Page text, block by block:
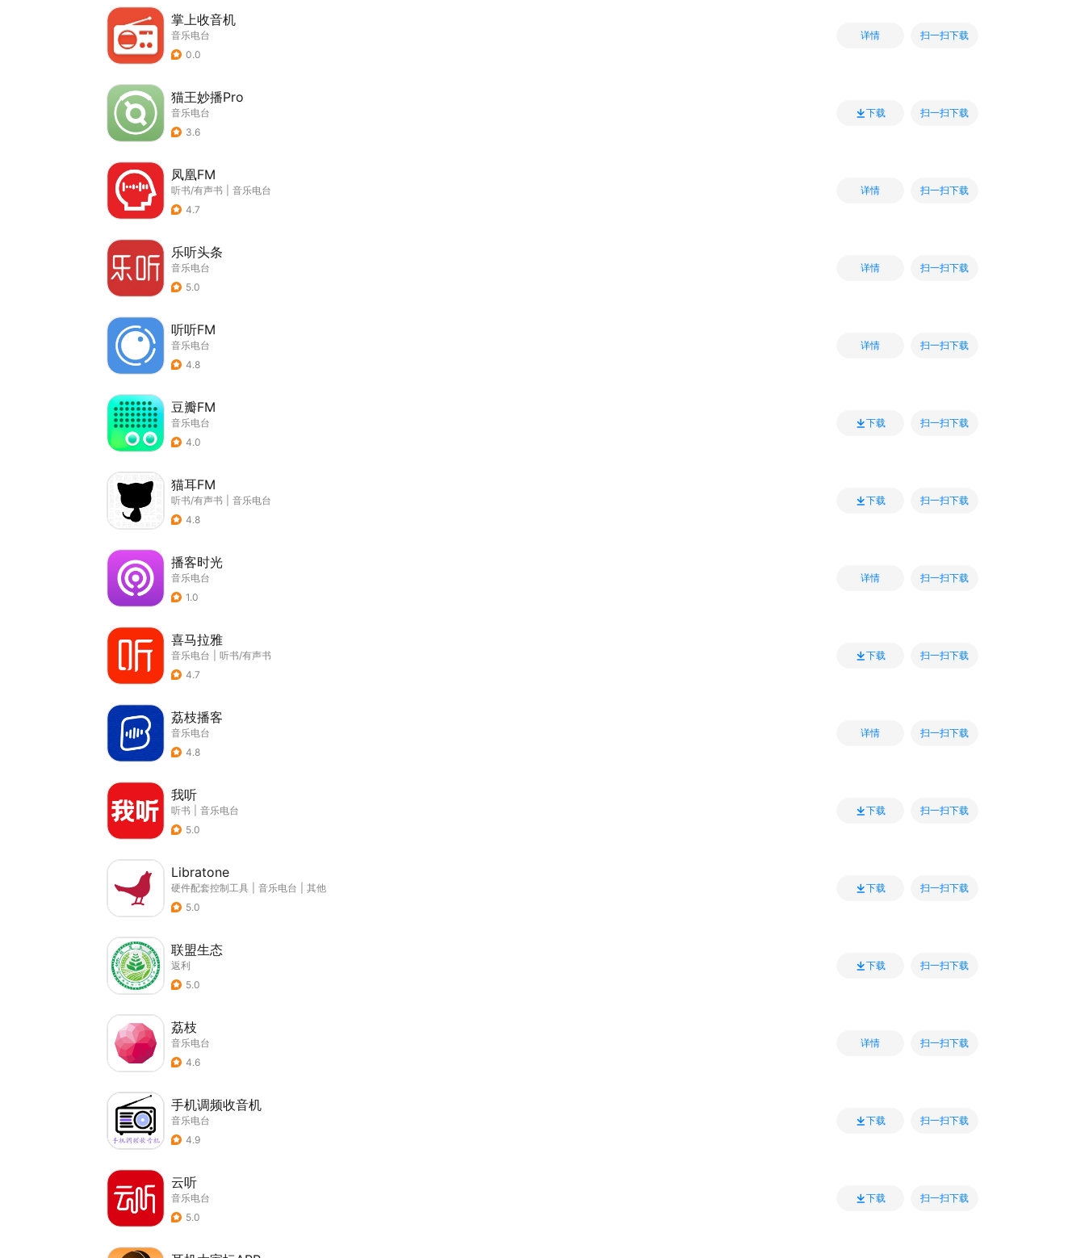
掌上收音机
音乐电台
0.0
详情 扫一扫下载
猫王妙播Pro
音乐电台
3.6
下载 扫一扫下载
凤凰FM
听书/有声书
音乐电台
4.7
详情 扫一扫下载
乐听头条
音乐电台
5.0
详情 扫一扫下载
听听FM
音乐电台
4.8
详情 扫一扫下载
豆瓣FM
音乐电台
4.0
下载 扫一扫下载
猫耳FM
听书/有声书
音乐电台
4.8
下载 扫一扫下载
播客时光
音乐电台
1.0
详情 扫一扫下载
喜马拉雅
音乐电台
听书/有声书
4.7
下载 扫一扫下载
荔枝播客
音乐电台
4.8
详情 扫一扫下载
我听
听书
音乐电台
5.0
下载 扫一扫下载
Libratone
硬件配套控制工具 音乐电台
其他
5.0
下载 扫一扫下载
联盟生态
返利
5.0
下载 扫一扫下载
荔枝
音乐电台
4.6
详情 扫一扫下载
手机调频收音机
音乐电台
4.9
下载 扫一扫下载
云听
音乐电台
5.0
下载 扫一扫下载